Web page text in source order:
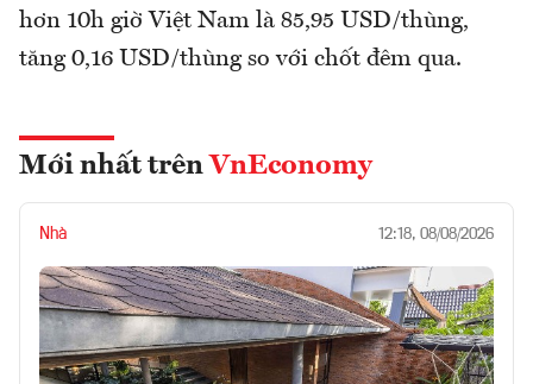
hơn 10h giờ Việt Nam là 85,95 USD/thùng,
tăng 0,16 USD/thùng so với chốt đêm qua.
Mới nhất trên VnEconomy
Nhà 12:18, 08/08/2026